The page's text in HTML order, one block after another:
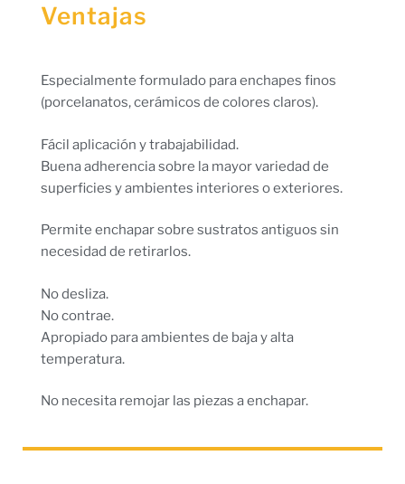
Ventajas
Especialmente formulado para enchapes finos
(porcelanatos, cerámicos de colores claros).
Fácil aplicación y trabajabilidad.
Buena adherencia sobre la mayor variedad de
superficies y ambientes interiores o exteriores.
Permite enchapar sobre sustratos antiguos sin
necesidad de retirarlos.
No desliza.
No contrae.
Apropiado para ambientes de baja y alta
temperatura.
No necesita remojar las piezas a enchapar.